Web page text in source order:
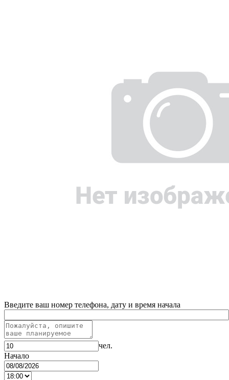
Введите ваш номер телефона, дату и время начала
чел.
Начало